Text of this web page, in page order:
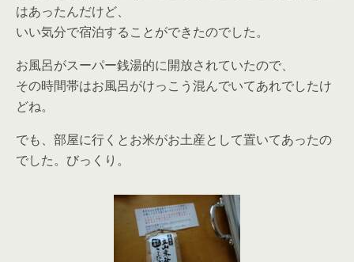
はあったんだけど、
いい気分で宿泊することができたのでした。
お風呂がスーパー銭湯的に開放されていたので、
その時間帯はお風呂がけっこう混んでいてあれでしたけ
どね。
でも、部屋に行くとお米がお土産として置いてあったの
でした。びっくり。